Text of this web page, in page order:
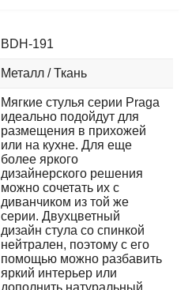
BDH-191
Металл / Ткань
Мягкие стулья серии Praga
идеально подойдут для
размещения в прихожей
или на кухне. Для еще
более яркого
дизайнерского решения
можно сочетать их с
диванчиком из той же
серии. Двухцветный
дизайн стула со спинкой
нейтрален, поэтому с его
помощью можно разбавить
яркий интерьер или
дополнить натуральный